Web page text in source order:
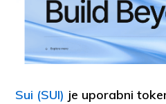
Sui (SUI) je uporabni